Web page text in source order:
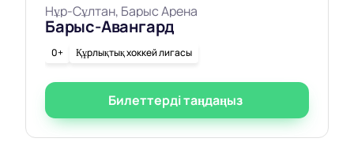
Нұр-Сұлтан, Барыс Арена
Барыс-Авангард
0+ Құрлықтық хоккей лигасы
Билеттерді таңдаңыз